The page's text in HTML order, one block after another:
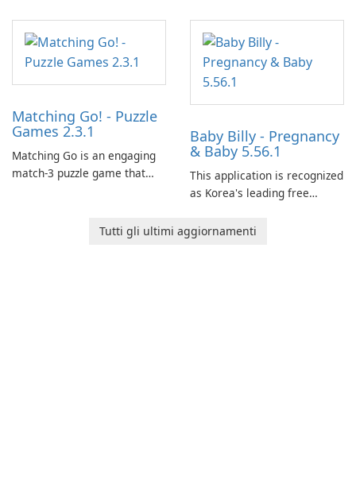
Matching Go! - Puzzle
Games 2.3.1
Matching Go is an engaging
match-3 puzzle game that
Ollie, on an adventurous
journey across diverse
Baby Billy - Pregnancy
& Baby 5.56.1
This application is recognized
as Korea's leading free
baby tracking, offering
Tutti gli ultimi aggiornamenti